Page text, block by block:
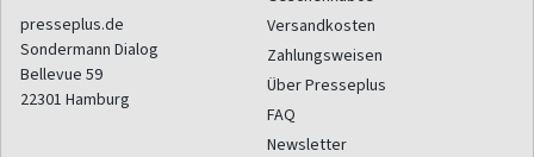
presseplus.de
Sondermann Dialog
Bellevue 59
22301 Hamburg
Versandkosten
Zahlungsweisen
Über Presseplus
FAQ
Newsletter